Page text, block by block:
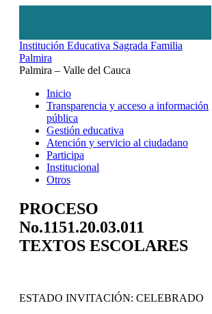
Institución Educativa Sagrada Familia
Palmira
Palmira – Valle del Cauca
Inicio
Transparencia y acceso a información
pública
Gestión educativa
Atención y servicio al ciudadano
Participa
Institucional
Otros
PROCESO
No.1151.20.03.011
TEXTOS ESCOLARES
ESTADO INVITACIÓN: CELEBRADO